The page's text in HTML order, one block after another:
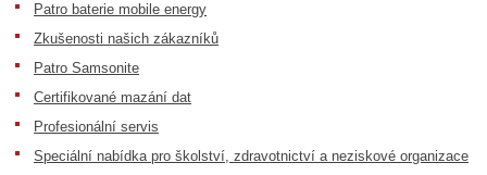
Patro baterie mobile energy
Zkušenosti našich zákazníků
Patro Samsonite
Certifikované mazání dat
Profesionální servis
Speciální nabídka pro školství, zdravotnictví a neziskové organizace